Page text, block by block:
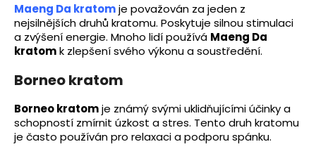
Maeng Da kratomje považován za jeden z
nejsilnějších druhů kratomu. Poskytuje silnou stimulaci
a zvýšení energie. Mnoho lidí používá Maeng Da
kratomk zlepšení svého výkonu a soustředění.
Borneo kratom
Borneo kratomje známý svými uklidňujícími účinky a
schopností zmírnit úzkost a stres. Tento druh kratomu
je často používán pro relaxaci a podporu spánku.